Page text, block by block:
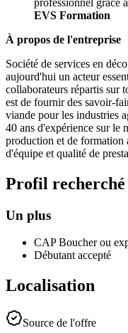
EVS Formation
À propos de l'entreprise
Société de services en
aujourd'hui un acteur
collaborateurs répartis sur
est de fournir des savoir-
viande pour les industries
40 ans d'expérience sur le
production et de formation
d'équipe et qualité de
Profil recherché
Un plus
CAP Boucher ou
Débutant accepté
Localisation
Source de l'offre